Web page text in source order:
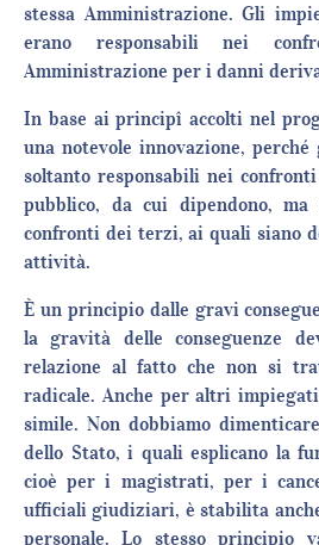
stessa Amministrazione. Gli
erano responsabili nei
Amministrazione per i danni
In base ai principî accolti nel
una notevole innovazione,
soltanto responsabili nei
pubblico, da cui dipendono, ma
confronti dei terzi, ai quali siano
attività.
È un principio dalle gravi
la gravità delle conseguenze
relazione al fatto che non si
radicale. Anche per altri
simile. Non dobbiamo
dello Stato, i quali esplicano la
cioè per i magistrati, per i
ufficiali giudiziari, è stabilita
personale. Lo stesso principio